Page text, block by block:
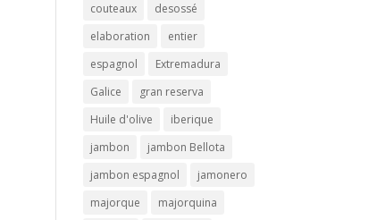
couteaux
desossé
elaboration
entier
espagnol
Extremadura
Galice
gran reserva
Huile d'olive
iberique
jambon
jambon Bellota
jambon espagnol
jamonero
majorque
majorquina